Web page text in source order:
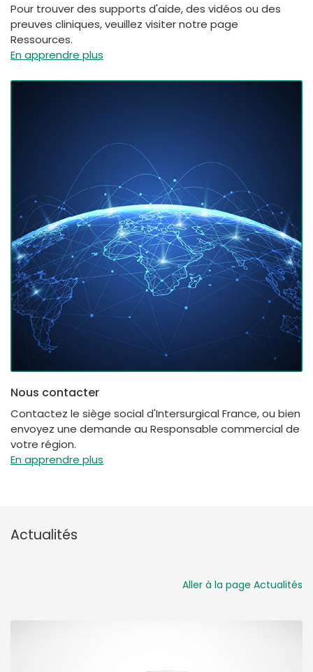
Pour trouver des supports d'aide, des vidéos ou des
preuves cliniques, veuillez visiter notre page
Ressources.
En apprendre plus
Nous contacter
Contactez le siège social d'Intersurgical France, ou bien
envoyez une demande au Responsable commercial de
votre région.
En apprendre plus
Actualités
Aller à la page Actualités